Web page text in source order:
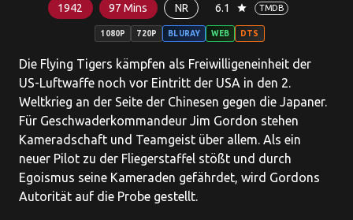
1942 97 Mins NR 6.1 star TMDB
1080P 720P BLURAY WEB DTS
Die Flying Tigers kämpfen als Freiwilligeneinheit der
US-Luftwaffe noch vor Eintritt der USA in den 2.
Weltkrieg an der Seite der Chinesen gegen die Japaner.
Für Geschwaderkommandeur Jim Gordon stehen
Kameradschaft und Teamgeist über allem. Als ein
neuer Pilot zu der Fliegerstaffel stößt und durch
Egoismus seine Kameraden gefährdet, wird Gordons
Autorität auf die Probe gestellt.